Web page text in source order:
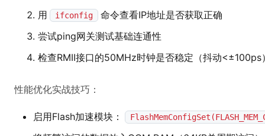
用
ifconfig
命令查看IP地址是否获取正确
尝试ping网关测试基础连通性
检查RMII接口的50MHz时钟是否稳定（抖动<±100ps
性能优化实战技巧：
启用Flash加速模块：